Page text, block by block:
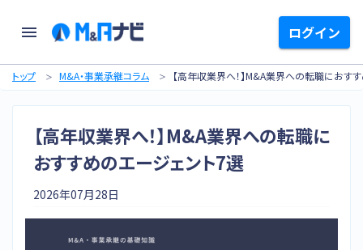
ログイン
トップ M&A・事業承継コラム 【高年収業界へ！】M&A業界への転職におす
【高年収業界へ！】M&A業界への転職に
おすすめのエージェント7選
2026年07月28日